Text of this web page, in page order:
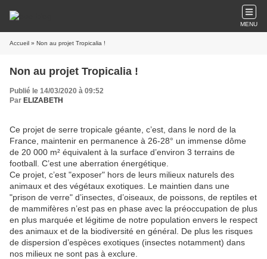
MENU
Accueil » Non au projet Tropicalia !
Non au projet Tropicalia !
Publié le 14/03/2020 à 09:52
Par ELIZABETH
Ce projet de serre tropicale géante, c’est, dans le nord de la
France, maintenir en permanence à 26-28° un immense dôme
de 20 000 m² équivalent à la surface d’environ 3 terrains de
football. C’est une aberration énergétique.
Ce projet, c’est "exposer" hors de leurs milieux naturels des
animaux et des végétaux exotiques. Le maintien dans une
"prison de verre" d’insectes, d’oiseaux, de poissons, de reptiles et
de mammifères n’est pas en phase avec la préoccupation de plus
en plus marquée et légitime de notre population envers le respect
des animaux et de la biodiversité en général. De plus les risques
de dispersion d’espèces exotiques (insectes notamment) dans
nos milieux ne sont pas à exclure.